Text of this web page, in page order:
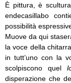
È pittura, è
endecasillabo
possibilità
Muove da qui
la voce della
in tutt’uno con la
scolpiscono quel
disperazione che